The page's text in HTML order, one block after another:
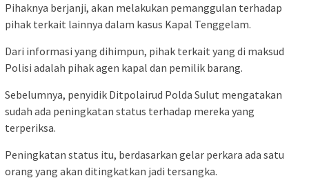
Pihaknya berjanji, akan melakukan pemanggulan terhadap
pihak terkait lainnya dalam kasus Kapal Tenggelam.
Dari informasi yang dihimpun, pihak terkait yang di maksud
Polisi adalah pihak agen kapal dan pemilik barang.
Sebelumnya, penyidik Ditpolairud Polda Sulut mengatakan
sudah ada peningkatan status terhadap mereka yang
terperiksa.
Peningkatan status itu, berdasarkan gelar perkara ada satu
orang yang akan ditingkatkan jadi tersangka.